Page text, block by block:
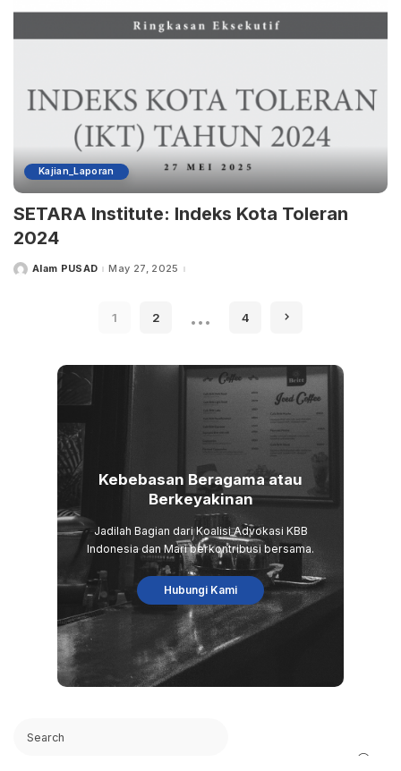
Kajian_Laporan
SETARA Institute: Indeks Kota Toleran
2024
PostedAlam PUSAD May 27, 2025
1 2 … 4
Kebebasan Beragama atau
Berkeyakinan
Jadilah Bagian dari Koalisi Advokasi KBB
Indonesia dan Mari berkontribusi bersama.
Hubungi Kami